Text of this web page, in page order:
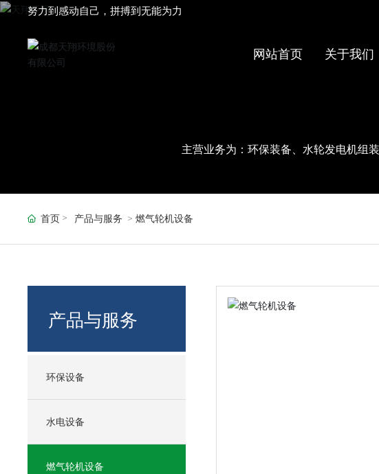
努力到感动自己，拼搏到无能为力
网站首页 关于我们
主营业务为：环保装备、水轮发电机组
首页 产品与服务 燃气轮机设备
产品与服务
环保设备
水电设备
燃气轮机设备